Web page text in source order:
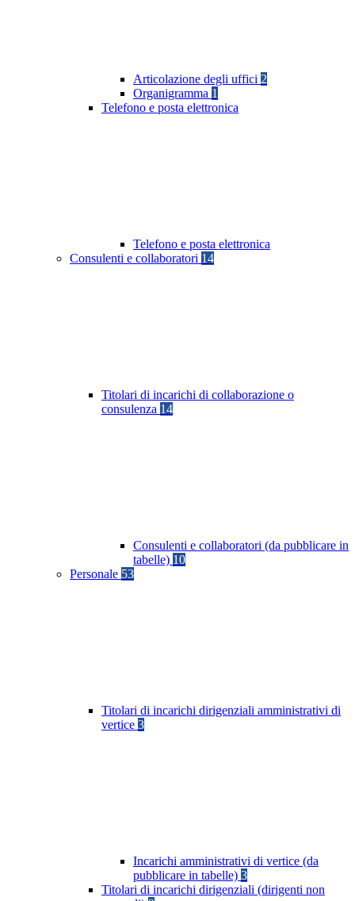
Articolazione degli uffici 2
Organigramma 1
Telefono e posta elettronica
Telefono e posta elettronica
Consulenti e collaboratori 14
Titolari di incarichi di collaborazione o
consulenza 14
Consulenti e collaboratori (da pubblicare in
tabelle) 10
Personale 53
Titolari di incarichi dirigenziali amministrativi di
vertice 3
Incarichi amministrativi di vertice (da
pubblicare in tabelle) 3
Titolari di incarichi dirigenziali (dirigenti non